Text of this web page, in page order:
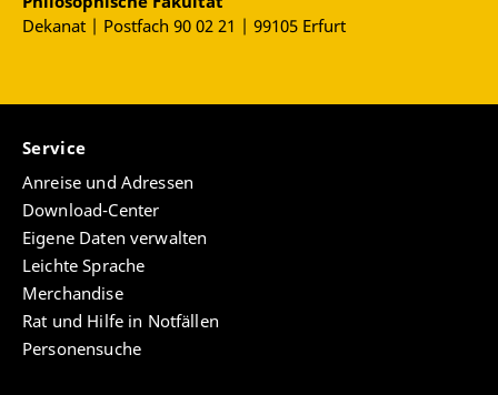
Anläßlich des 70. Geburtstages von Hans
Restrictive and Non-Restrictive Constructions",
SLE in Salzburg, August 28-30, 1976), in Folia
Linguistica XI 1/2 (1977), S. 39-56.
"Lexical Entries for Verbs in a Contrastive Lexicon
English-German", in W. Abraham (ed.), Valence,
Semantic Case and Grammatical Relations,
Amsterdam 1978, (Studies in Language,
Companion Series, Vol. 1), S. 191-216, in Papers
and Studies in Contrastive Linguistics (1979), S.
97-112 und in J. Fisiak (ed.) (1980), S. 309-324.
Dekanat | Postfach 90 02 21 | 99105 Erfurt
Service
Anreise und Adressen
Download-Center
Eigene Daten verwalten
Leichte Sprache
Merchandise
Rat und Hilfe in Notfällen
Personensuche